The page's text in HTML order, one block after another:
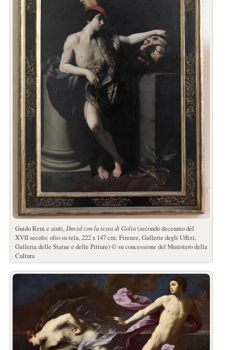
Guido Reni e aiuti, David con la testa di Golia(secondo decennio del
XVII secolo; olio su tela, 222 x 147 cm; Firenze, Gallerie degli Uffizi,
Galleria delle Statue e delle Pitture) © su concessione del Ministero della
Cultura